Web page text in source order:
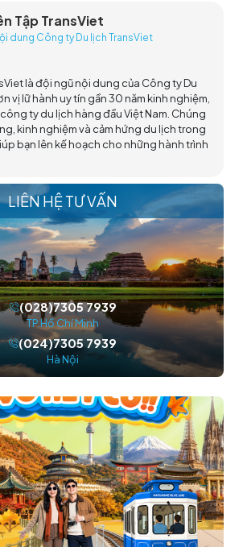
Tập TransViet
dung Công ty Du lịch TransViet
là đội ngũ nội dung của Công ty Du
vị lữ hành uy tín gần 30 năm kinh nghiệm,
ty du lịch hàng đầu Việt Nam. Chúng
kinh nghiệm và cảm hứng du lịch trong
bạn lên kế hoạch cho những hành trình
LIÊN HỆ TƯ VẤN
(028)7305 7939
TP.Hồ Chí Minh
(024)7305 7939
Hà Nội